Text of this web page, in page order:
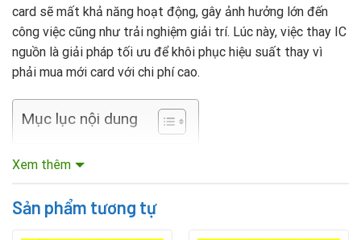
card sẽ mất khả năng hoạt động, gây ảnh hưởng lớn đến
công việc cũng như trải nghiệm giải trí. Lúc này, việc thay IC
nguồn là giải pháp tối ưu để khôi phục hiệu suất thay vì
phải mua mới card với chi phí cao.
Mục lục nội dung
Dấu hiệu IC nguồn VGA Maxsun bị hỏng
Xem thêm
Sản phẩm tương tự